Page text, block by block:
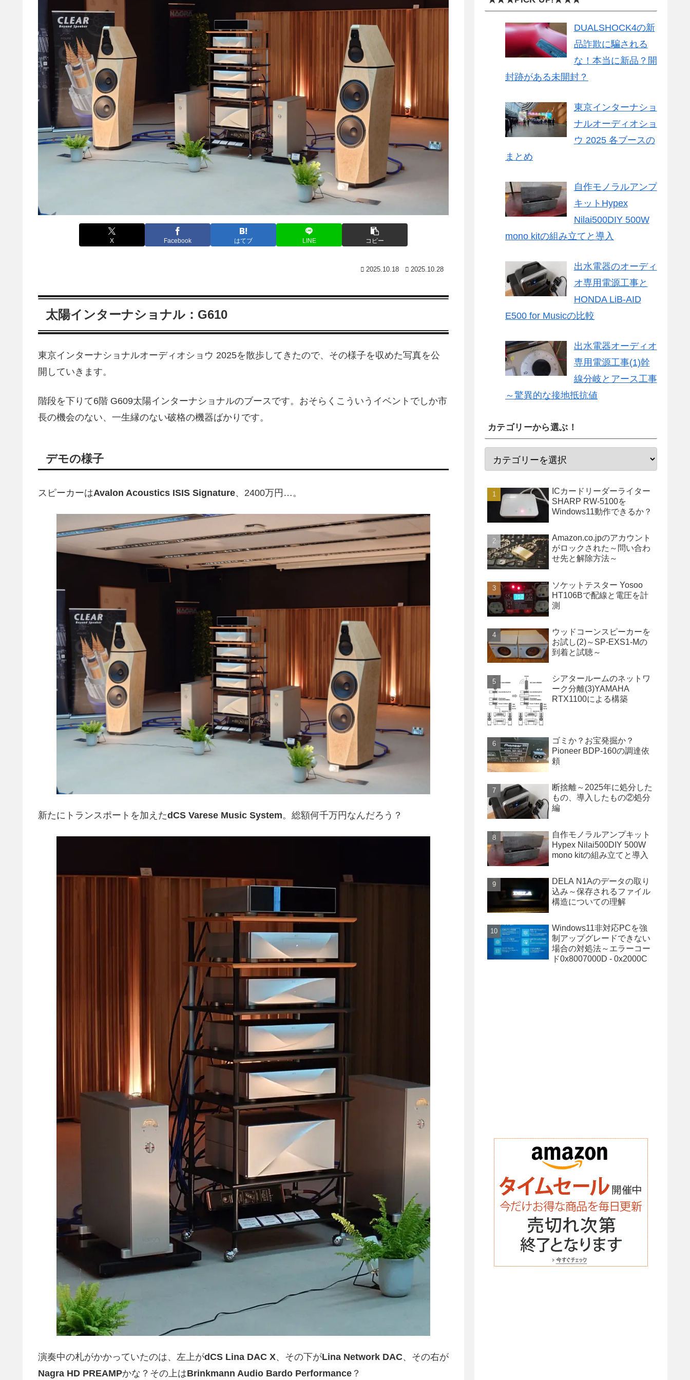
X Facebook はてブ LINE コピー
2025.10.18 2025.10.28
太陽インターナショナル：G610
東京インターナショナルオーディオショウ 2025を散歩してきたので、その様子を収めた写真を公
開していきます。
階段を下りて6階 G609太陽インターナショナルのブースです。おそらくこういうイベントでしか市
長の機会のない、一生縁のない破格の機器ばかりです。
デモの様子
スピーカーはAvalon Acoustics ISIS Signature、2400万円…。
新たにトランスポートを加えたdCS Varese Music System。総額何千万円なんだろう？
演奏中の札がかかっていたのは、左上がdCS Lina DAC X、その下がLina Network DAC、その右が
Nagra HD PREAMPかな？その上はBrinkmann Audio Bardo Performance ？
DUALSHOCK4の新
品詐欺に騙される
な！本当に新品？開
封跡がある未開封？
東京インターナショ
ナルオーディオショ
ウ 2025 各ブースの
まとめ
自作モノラルアンプ
キットHypex
Nilai500DIY 500W
mono kitの組み立てと導入
出水電器のオーディ
オ専用電源工事と
HONDA LiB-AID
E500 for Musicの比較
出水電器オーディオ
専用電源工事(1)幹
線分岐とアース工事
～驚異的な接地抵抗値
カテゴリーから選ぶ！
ICカードリーダーライター
SHARP RW-5100を
Windows11動作できるか？
Amazon.co.jpのアカウント
がロックされた～問い合わ
せ先と解除方法～
ソケットテスター Yosoo
HT106Bで配線と電圧を計
測
ウッドコーンスピーカーを
お試し(2)～SP-EXS1-Mの
到着と試聴～
シアタールームのネットワ
ーク分離(3)YAMAHA
RTX1100による構築
ゴミか？お宝発掘か？
Pioneer BDP-160の調達依
頼
断捨離～2025年に処分した
もの、導入したもの②処分
編
自作モノラルアンプキット
Hypex Nilai500DIY 500W
mono kitの組み立てと導入
DELA N1Aのデータの取り
込み～保存されるファイル
構造についての理解
Windows11非対応PCを強
制アップグレードできない
場合の対処法～エラーコー
ド0x8007000D - 0x2000C